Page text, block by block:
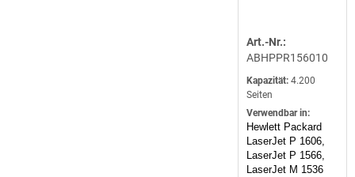
Art.-Nr.:
ABHPPR156010
Kapazität: 4.200
Seiten
Verwendbar in:
Hewlett Packard
LaserJet P 1606,
LaserJet P 1566,
LaserJet M 1536